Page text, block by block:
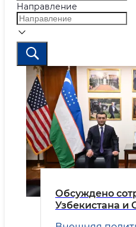
Направление
Обсуждено
Узбекистана